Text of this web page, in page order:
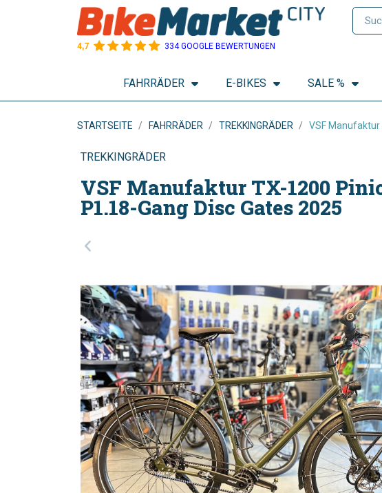
4,7 334 GOOGLE BEWERTUNGEN
FAHRRÄDER E-BIKES SALE %
STARTSEITE FAHRRÄDER TREKKINGRÄDER VSF Manufaktur
TREKKINGRÄDER
VSF Manufaktur TX-1200
P1.18-Gang Disc Gates 2025